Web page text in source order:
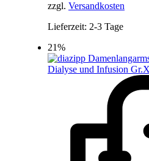
zzgl. Versandkosten
Lieferzeit: 2-3 Tage
21%